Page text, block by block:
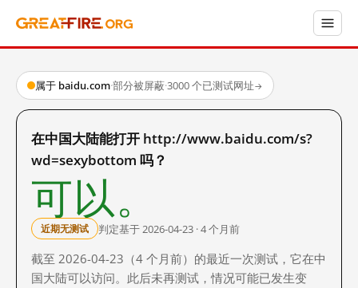
属于 baidu.com·部分被屏蔽·3000 个已测试网址→
在中国大陆能打开 http://www.baidu.com/s?
wd=sexybottom 吗？
可以。
近期无测试 判定基于 2026-04-23 · 4 个月前
截至 2026-04-23（4 个月前）的最近一次测试，它在中
国大陆可以访问。此后未再测试，情况可能已发生变